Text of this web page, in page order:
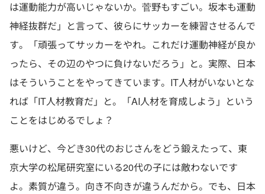
は運動能力が高いじゃないか。菅野もすごい。坂本も運動
神経抜群だ」と言って、彼らにサッカーを練習させるんで
す。「頑張ってサッカーをやれ。これだけ運動神経が良か
ったら、その辺のやつに負けないだろう」と。実際、日本
はそういうことをやってきています。IT人材がいないとな
れば「IT人材教育だ」と。「AI人材を育成しよう」という
ことをはじめるでしょ？
悪いけど、今どき30代のおじさんをどう鍛えたって、東
京大学の松尾研究室にいる20代の子には敵わないです
よ。素質が違う。向き不向きが違うんだから。でも、日本